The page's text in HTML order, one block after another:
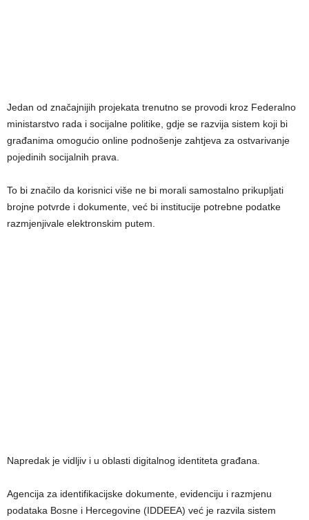
Jedan od značajnijih projekata trenutno se provodi kroz Federalno
ministarstvo rada i socijalne politike, gdje se razvija sistem koji bi
građanima omogućio online podnošenje zahtjeva za ostvarivanje
pojedinih socijalnih prava.
To bi značilo da korisnici više ne bi morali samostalno prikupljati
brojne potvrde i dokumente, već bi institucije potrebne podatke
razmjenjivale elektronskim putem.
Napredak je vidljiv i u oblasti digitalnog identiteta građana.
Agencija za identifikacijske dokumente, evidenciju i razmjenu
podataka Bosne i Hercegovine (IDDEEA) već je razvila sistem